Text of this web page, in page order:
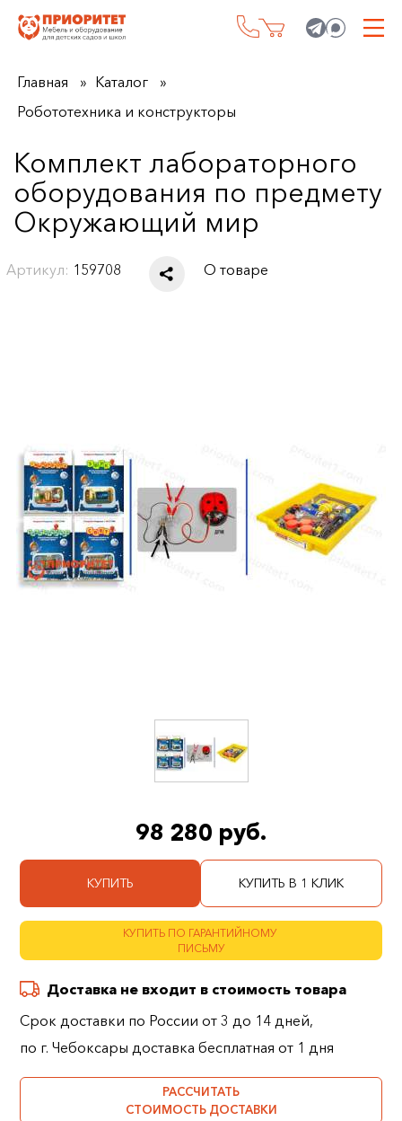
Главная
Каталог
Робототехника и конструкторы
Комплект лабораторного
оборудования по предмету
Окружающий мир
Артикул: 159708 О товаре
98 280 руб.
КУПИТЬ КУПИТЬ В 1 КЛИК
КУПИТЬ ПО ГАРАНТИЙНОМУ
ПИСЬМУ
Доставка не входит в стоимость товара
Срок доставки по России от 3 до 14 дней,
по г. Чебоксары доставка бесплатная от 1 дня
РАССЧИТАТЬ
СТОИМОСТЬ ДОСТАВКИ